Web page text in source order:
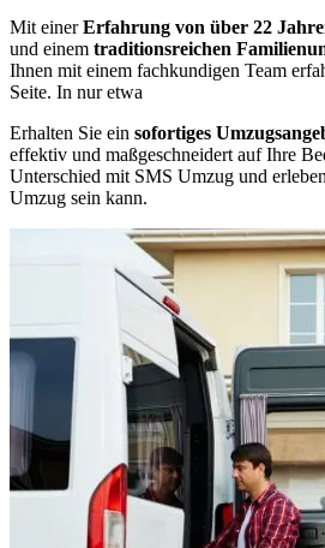
Mit einerErfahrung von über 22
und einem traditionsreichen
Ihnen mit einem fachkundigen Team
Seite. In nur etwa
Erhalten Sie ein sofortiges
effektiv und maßgeschneidert auf Ihre
Unterschied mit SMS Umzug und
Umzug sein kann.